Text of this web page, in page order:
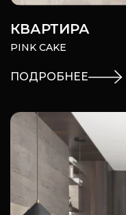
КВАРТИРА
PINK CAKE
ПОДРОБНЕЕ